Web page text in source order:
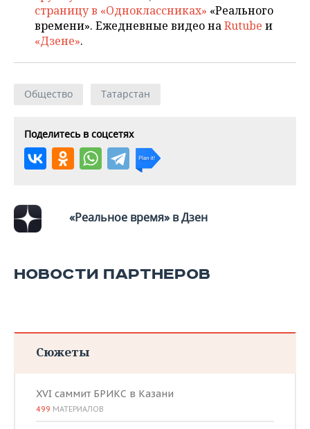
страницу в «Одноклассниках» «Реального
времени». Ежедневные видео наRutube и
«Дзене».
Общество Татарстан
Поделитесь в соцсетях
«Реальное время» в Дзен
НОВОСТИ ПАРТНЕРОВ
Сюжеты
XVI саммит БРИКС в Казани
499 МАТЕРИАЛОВ